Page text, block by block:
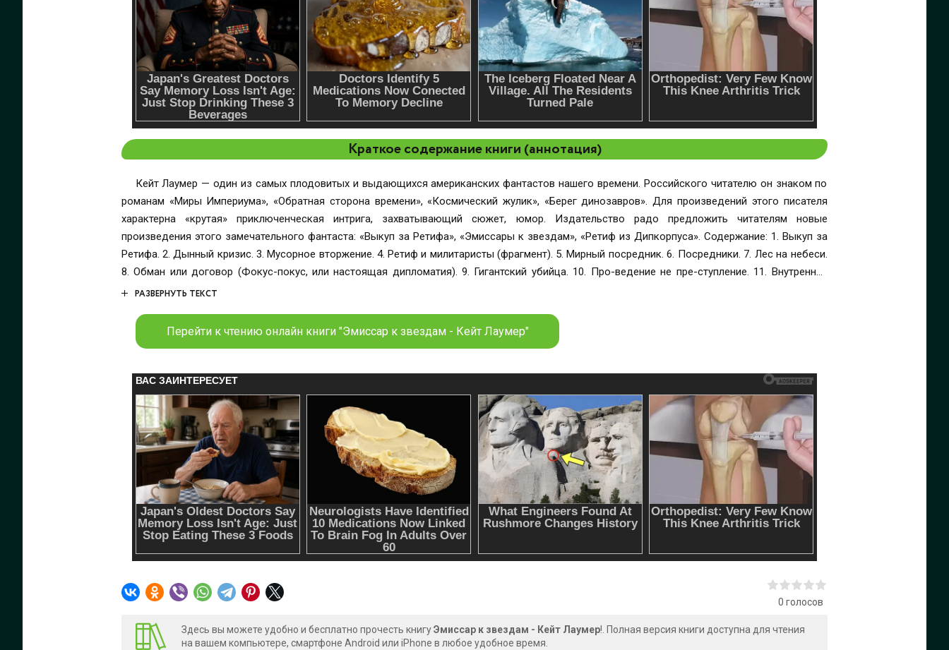
Краткое содержание книги (аннотация)
Кейт Лаумер — один из самых плодовитых и выдающихся американских фантастов нашего времени. Российского читателю он знаком по
романам «Миры Империума», «Обратная сторона времени», «Космический жулик», «Берег динозавров». Для произведений этого писателя
характерна «крутая» приключенческая интрига, захватывающий сюжет, юмор. Издательство радо предложить читателям новые
произведения этого замечательного фантаста: «Выкуп за Ретифа», «Эмиссары к звездам», «Ретиф из Дипкорпуса». Содержание: 1. Выкуп за
Ретифа. 2. Дынный кризис. 3. Мусорное вторжение. 4. Ретиф и милитаристы (фрагмент). 5. Мирный посредник. 6. Посредники. 7. Лес на небеси.
8. Обман или договор (Фокус-покус, или настоящая дипломатия). 9. Гигантский убийца. 10. Про-ведение не пре-ступление. 11. Внутреннее
РАЗВЕРНУТЬ ТЕКСТ
Перейти к чтению онлайн книги "Эмиссар к звездам - Кейт Лаумер"
0 голосов
Здесь вы можете удобно и бесплатно прочесть книгуЭмиссар к звездам - Кейт Лаумер!. Полная версия книги доступна для чтения
на вашем компьютере, смартфоне Android или iPhone в любое удобное время.